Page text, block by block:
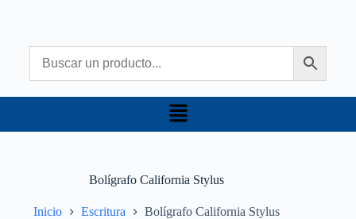
Bolígrafo California Stylus
Inicio Escritura Bolígrafo California Stylus